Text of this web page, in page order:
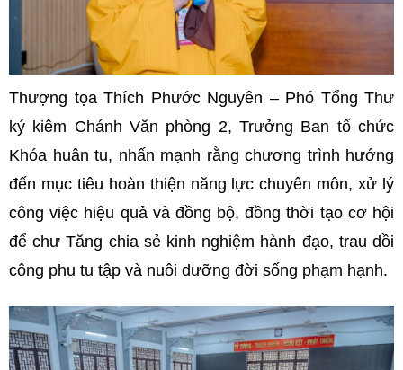
Thượng tọa Thích Phước Nguyên – Phó Tổng Thư
ký kiêm Chánh Văn phòng 2, Trưởng Ban tổ chức
Khóa huân tu, nhấn mạnh rằng chương trình hướng
đến mục tiêu hoàn thiện năng lực chuyên môn, xử lý
công việc hiệu quả và đồng bộ, đồng thời tạo cơ hội
để chư Tăng chia sẻ kinh nghiệm hành đạo, trau dồi
công phu tu tập và nuôi dưỡng đời sống phạm hạnh.